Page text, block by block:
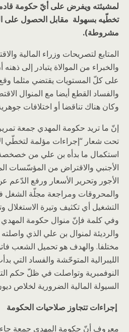
لمشيئته ويفرض على أيّ حكومة
تخطّيه بسهولة مقابل الحصول
مشروطة).
المتابع لتصريحات وزراء المالية
والخبراء من الموالاة يتبادر إلى
على كلّ المستويات يقتضي مثلما وقع
والفساد القطع أيضا مع المنوال
وكان هناك تناقضا أو اختلافات
إنّ ما تريد حكومة المهدي جمعة
تحت شعار “إجراءات مؤلمة لتخطّي
استكمال ما بدأه بن علي من خصخصة
الأجنبي والاقتراض من المؤسّسات
الأجور وتحرير الأسعار ورفع الدّعم
والمحروقات ومراجعة مجلّة الشغل
التشغيل أي تكثيف وتيرة الاستغلال
وفي كلمة فإنّ منوال حكومة المهدي
والرديئة لمنوال بن علي الذي واصلته
مختلفا. والهدف هو تحميل الشعب
الليبرالية المتوحّشة والفساد التي
النوفمبرية وتواصلت في ظلّ حكم
السيولة المالية الضرورية لخلاص
إجراءات تتجاوز صلاحيات الحكومة
معروف أنّ حكومة المهدي جمعة